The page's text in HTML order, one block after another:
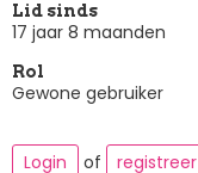
Lid sinds
17 jaar 8 maanden
Rol
Gewone gebruiker
Login of registreer